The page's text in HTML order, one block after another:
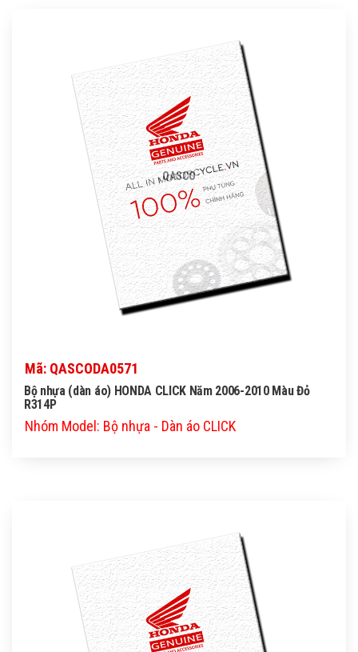
QASCO
Mã: QASCODA0571
Bộ nhựa (dàn áo) HONDA CLICK Năm 2006-2010 Màu Đỏ
R314P
Nhóm Model: Bộ nhựa - Dàn áo CLICK